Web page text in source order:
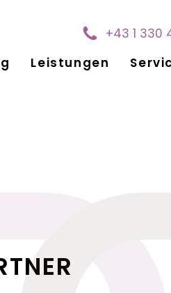
+43 1 330
Leistungen